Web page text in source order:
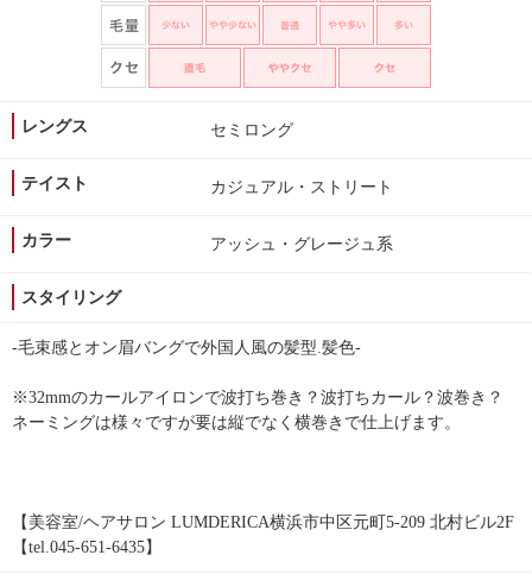
レングス セミロング
テイスト カジュアル・ストリート
カラー アッシュ・グレージュ系
スタイリング
-毛束感とオン眉バングで外国人風の髪型.髪色-
※32mmのカールアイロンで波打ち巻き？波打ちカール？波巻き？
ネーミングは様々ですが要は縦でなく横巻きで仕上げます。
【美容室/ヘアサロン LUMDERICA横浜市中区元町5-209 北村ビル2F
【tel.045-651-6435】